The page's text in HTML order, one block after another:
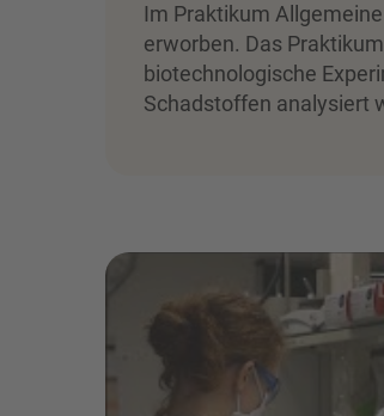
Im Praktikum
erworben. Das
biotechnologische
Schadstoffen analysiert